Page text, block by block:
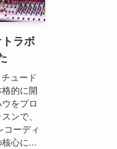
ラボ
ュード
的に開
をプロ
ンで、
コーディ
心に...